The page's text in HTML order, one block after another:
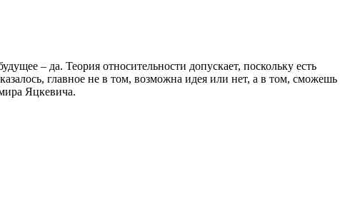
– да. Теория относительности допускает, поскольку есть
главное не в том, возможна идея или нет, а в том, сможешь
Яцкевича.